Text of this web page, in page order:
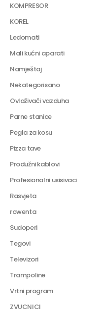
KOMPRESOR
KOREL
Ledomati
Mali kućni aparati
Namještaj
Nekategorisano
Ovlaživači vazduha
Parne stanice
Pegla za kosu
Pizza tave
Produžni kablovi
Profesionalni usisivaci
Rasvjeta
rowenta
Sudoperi
Tegovi
Televizori
Trampoline
Vrtni program
ZVUCNICI